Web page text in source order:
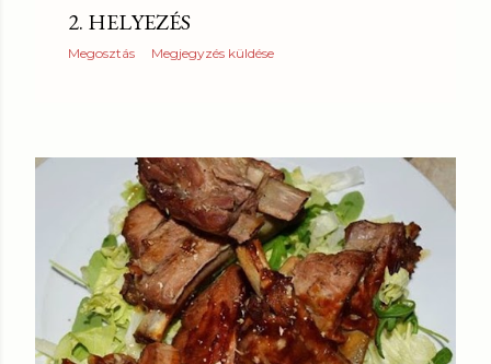
2. HELYEZÉS
Megosztás Megjegyzés küldése